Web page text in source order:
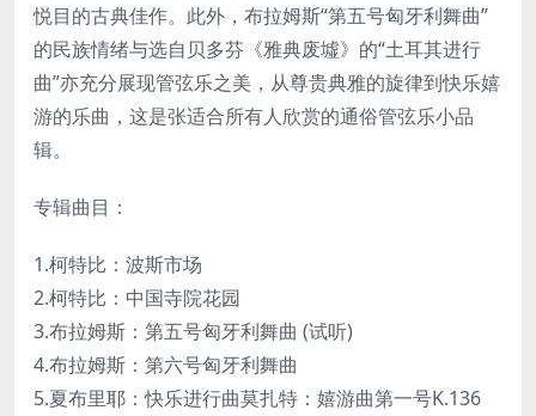
悦目的古典佳作。此外，布拉姆斯“第五号匈牙利舞曲”
的民族情绪与选自贝多芬《雅典废墟》的“土耳其进行
曲”亦充分展现管弦乐之美，从尊贵典雅的旋律到快乐嬉
游的乐曲，这是张适合所有人欣赏的通俗管弦乐小品
辑。
专辑曲目：
1.柯特比：波斯市场
2.柯特比：中国寺院花园
3.布拉姆斯：第五号匈牙利舞曲 (试听)
4.布拉姆斯：第六号匈牙利舞曲
5.夏布里耶：快乐进行曲莫扎特：嬉游曲第一号K.136